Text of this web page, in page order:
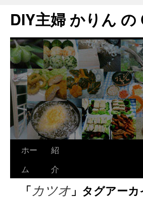
DIY主婦 かりん
ホー
ム
紹
介
「 カツオ 」タグアー